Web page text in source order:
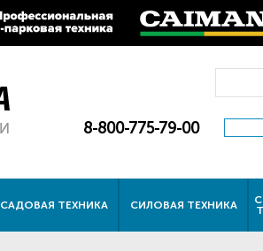
8-800-775-79-00
САДОВАЯ ТЕХНИКА СИЛОВАЯ ТЕХНИКА